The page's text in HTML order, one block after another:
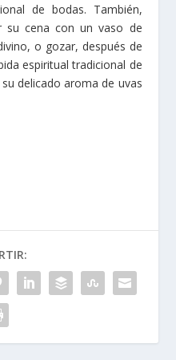
de bodas. También,
su cena con un vaso de
o gozar, después de
espiritual tradicional de
delicado aroma de uvas